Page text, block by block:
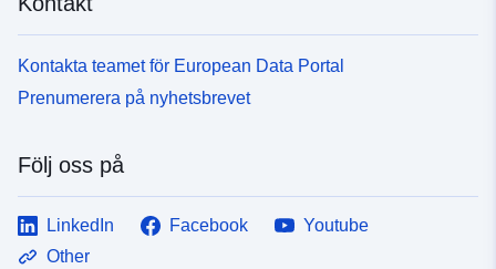
Kontakta teamet för European Data Portal
Prenumerera på nyhetsbrevet
Följ oss på
LinkedIn Facebook
Youtube
Other